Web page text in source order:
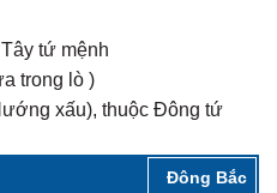
tứ mệnh
trong lò )
xấu), thuộc Đông tứ
Đông Bắc